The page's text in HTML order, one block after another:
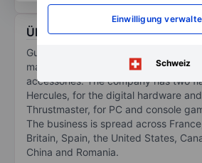
Einwilligung
Schweiz
Über Guillemot Corp.
Guillemot Corp SA is engaged in
manufacturing. Interactive
accessories. The company has two
Hercules, for the digital hardware
Thrustmaster, for PC and console
The business is spread across
Britain, Spain, the United States,
China and Romania.